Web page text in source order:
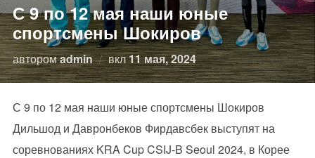
С 9 по 12 мая наши юные
спортсмены Шокиров
авторомadmin вклОпубликовано
11 мая, 2024
С 9 по 12 мая наши юные спортсмены Шокиров
Дильшод и Давронбеков Фирдавсбек выступят на
соревнованиях KRA Cup CSIJ-B Seoul 2024, в Корее